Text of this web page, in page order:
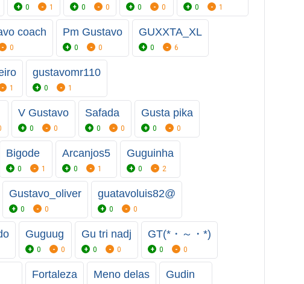
0 1 0 0 0 0 0 1
coach
0
Pm Gustavo
0 0
GUXXTA_XL
0 6
1
gustavomr110
0 1
V Gustavo
0 0
Safada
0 0
Gusta pika
0 0
Bigode
0 1
Arcanjos5
0 1
Guguinha
0 2
Gustavo_oliver
0 0
guatavoluis82@
0 0
Guguug
0 0
Gu tri nadj
0 0
GT(⁠*⁠・⁠～⁠・⁠*⁠)
0 0
Fortaleza Meno delas Gudin